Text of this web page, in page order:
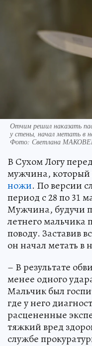
Отчим решил наказать
у стены, начал метать в
Фото: Светлана
В Сухом Логу
мужчина, который
ножи. По версии
период с 28 по 31
Мужчина, будучи
летнего мальчика
поводу. Заставив
он начал метать в
– В результате
менее одного
Мальчик был
где у него
расцененные
тяжкий вред
службе